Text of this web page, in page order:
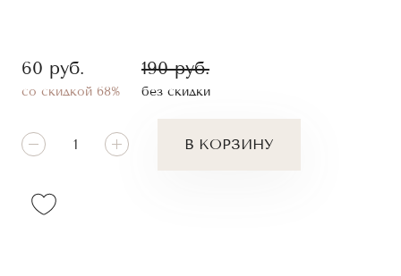
60 руб.
со скидкой 68%
190руб.
без скидки
В КОРЗИНУ